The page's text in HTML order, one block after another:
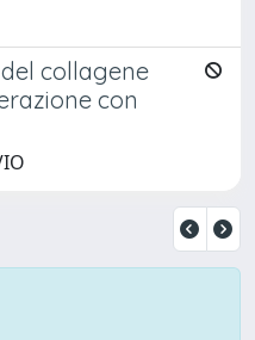
collagene
con